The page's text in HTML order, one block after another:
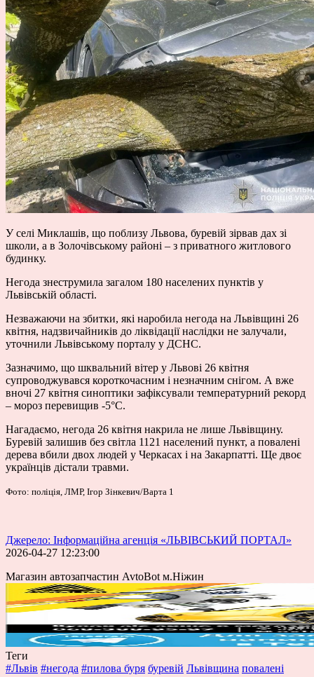
У селі Миклашів, що поблизу Львова, буревій зірвав дах зі
школи, а в Золочівському районі – з приватного житлового
будинку.
Негода знеструмила загалом 180 населених пунктів у
Львівській області.
Незважаючи на збитки, які наробила негода на Львівщині 26
квітня, надзвичайників до ліквідації наслідки не залучали,
уточнили Львівському порталу у ДСНС.
Зазначимо, що шквальний вітер у Львові 26 квітня
супроводжувався короткочасним і незначним снігом. А вже
вночі 27 квітня синоптики зафіксували температурний рекорд
– мороз перевищив -5°С.
Нагадаємо, негода 26 квітня накрила не лише Львівщину.
Буревій залишив без світла 1121 населений пункт, а повалені
дерева вбили двох людей у Черкасах і на Закарпатті. Ще двоє
українців дістали травми.
Фото: поліція, ЛМР, Ігор Зінкевич/Варта 1
Джерело: Інформаційна агенція «ЛЬВІВСЬКИЙ ПОРТАЛ»
2026-04-27 12:23:00
Магазин автозапчастин AvtoBot м.Ніжин
Теги
#Львів #негода #пилова буря буревій Львівщина повалені